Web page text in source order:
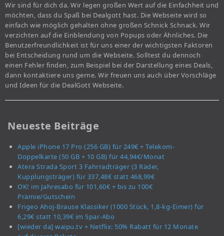
Wir sind für dich da. Wir legen großen Wert auf die Einfachheit und
möchten, dass du Spaß bei Dealgott hast. Die Webseite wird so
einfach wie möglich gehalten ohne großen Schnick Schnack. Wir
verzichten auf die Einblendung von Popups oder Ähnliches. Die
Benutzerfreundlichkeit ist für uns einer der wichtigsten Faktoren
bei Entscheidung rund um die Webseite. Solltest du dennoch
einen Fehler finden, zum Beispiel bei der Darstellung eines Deals,
dann kontaktiere uns gerne. Wir freuen uns auch über Vorschläge
und Ideen für die DealGott Webseite.
Neueste Beiträge
Apple iPhone 17 Pro (256 GB) für 249€ + Telekom-
Doppelkarte (50 GB + 10 GB) für 44,94€/Monat
Atera Strada Sport 3 Fahrradträger (3 Räder,
Kupplungsträger) für 337,48€ statt 468,99€
OK! im Jahresabo für 101,60€ + bis zu 100€
Prämie/Gutschein
Frigeo Ahoj-Brause Klassiker (1000 Stück, 1,8-kg-Eimer) für
6,29€ statt 10,39€ im Spar-Abo
[wieder da] waipu.tv + Netflix: 50% Rabatt für 12 Monate